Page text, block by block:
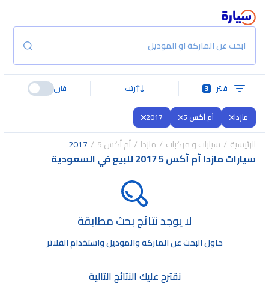
ابحث عن الماركة او الموديل
فلتر 3 رتب قارن
مازدا أم أكس 5 2017
الرئيسية سيارات و مركبات مازدا أم أكس 5 2017
سيارات مازدا أم أكس 5 2017 للبيع في السعودية
لا يوجد نتائج بحث مطابقة
حاول البحث عن الماركة والموديل واستخدام الفلاتر
نقترح عليك النتائج التالية